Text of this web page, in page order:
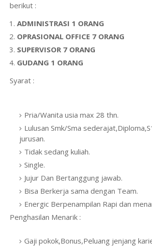
berikut :
ADMINISTRASI 1 ORANG
OPRASIONAL OFFICE 7 ORANG
SUPERVISOR 7 ORANG
GUDANG 1 ORANG
Syarat :
Pria/Wanita usia max 28 thn.
Lulusan Smk/Sma
jurusan.
Tidak sedang kuliah.
Single.
Jujur Dan Bertanggung jawab.
Bisa Berkerja sama dengan Team.
Energic Berpenampilan Rapi dan
Penghasilan Menarik :
Gaji pokok,Bonus,Peluang jenjang